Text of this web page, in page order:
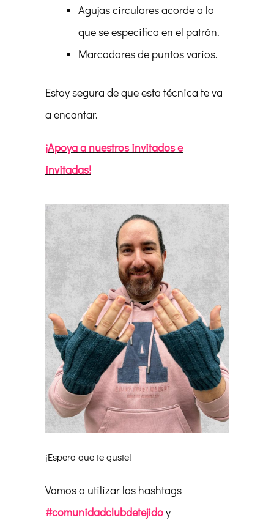
Agujas circulares acorde a lo
que se especifica en el patrón.
Marcadores de puntos varios.
Estoy segura de que esta técnica te va
a encantar.
¡Apoya a nuestros invitados e
invitadas!
¡Espero que te guste!
Vamos a utilizar los hashtags
#comunidadclubdetejidoy